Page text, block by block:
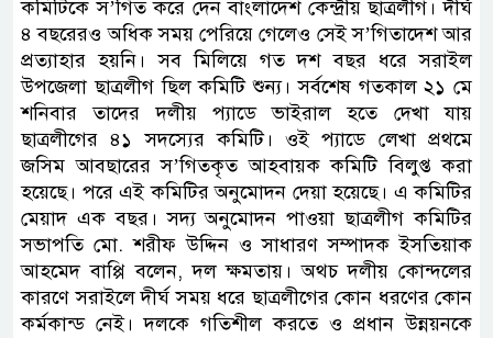
কমিটিকে স’গিত করে দেন বাংলাদেশ কেন্দ্রীয় ছাত্রলীগ। দীর্ঘ
৪ বছরেরও অধিক সময় পেরিয়ে গেলেও সেই স’গিতাদেশ আর
প্রত্যাহার হয়নি। সব মিলিয়ে গত দশ বছর ধরে সরাইল
উপজেলা ছাত্রলীগ ছিল কমিটি শুন্য। সর্বশেষ গতকাল ২১ মে
শনিবার তাদের দলীয় প্যাডে ভাইরাল হতে দেখা যায়
ছাত্রলীগের ৪১ সদস্যের কমিটি। ওই প্যাডে লেখা প্রথমে
জসিম আবছারের স’গিতকৃত আহবায়ক কমিটি বিলুপ্ত করা
হয়েছে। পরে এই কমিটির অনুমোদন দেয়া হয়েছে। এ কমিটির
মেয়াদ এক বছর। সদ্য অনুমোদন পাওয়া ছাত্রলীগ কমিটির
সভাপতি মো. শরীফ উদ্দিন ও সাধারণ সম্পাদক ইসতিয়াক
আহমেদ বাপ্পি বলেন, দল ক্ষমতায়। অথচ দলীয় কোন্দলের
কারণে সরাইলে দীর্ঘ সময় ধরে ছাত্রলীগের কোন ধরণের কোন
কর্মকান্ড নেই। দলকে গতিশীল করতে ও প্রধান উন্নয়নকে